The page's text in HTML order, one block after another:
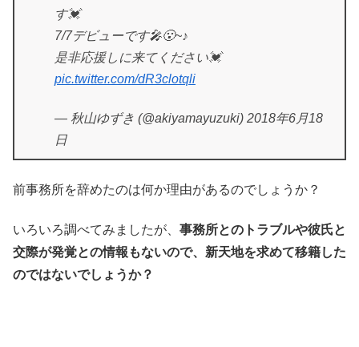
す💓
7/7デビューです🎤😮~♪
是非応援しに来てください💓
pic.twitter.com/dR3clotqli
— 秋山ゆずき (@akiyamayuzuki) 2018年6月18
日
前事務所を辞めたのは何か理由があるのでしょうか？
いろいろ調べてみましたが、 事務所とのトラブルや彼氏と
交際が発覚との情報もないので、新天地を求めて移籍した
のではないでしょうか？